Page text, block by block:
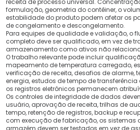
formulação, geometria do contêiner, o
estabilidade do produto podem afetar os
de congelamento e descongelamento.
Para equipes de qualidade e validação, o
completo deve ser qualificado, em vez de
armazenamento como ativos não
O trabalho relevante pode incluir
mapeamento de temperatura carregado,
verificação de receita, desafios de alarme,
energia, estudos de tempo de
os registros eletrônicos permanecem
Os controles de integridade de dados
usuário, aprovação de receita, trilhas de
tempo, retenção de registros, backup e
com execução de fabricação, os sistemas
armazém devem ser testados em vez de